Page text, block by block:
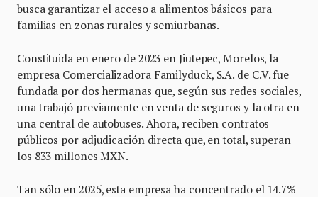
busca garantizar el acceso a alimentos básicos para
familias en zonas rurales y semiurbanas.
Constituida en enero de 2023 en Jiutepec, Morelos, la
empresa Comercializadora Familyduck, S.A. de C.V. fue
fundada por dos hermanas que, según sus redes sociales,
una trabajó previamente en venta de seguros y la otra en
una central de autobuses. Ahora, reciben contratos
públicos por adjudicación directa que, en total, superan
los 833 millones MXN.
Tan sólo en 2025, esta empresa ha concentrado el 14.7%